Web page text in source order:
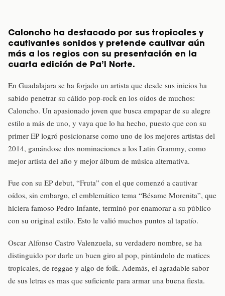
Caloncho ha destacado por sus tropicales y
cautivantes sonidos y pretende cautivar aún
más a los regios con su presentación en la
cuarta edición de Pa’l Norte.
En Guadalajara se ha forjado un artista que desde sus inicios ha
sabido penetrar su cálido pop-rock en los oídos de muchos:
Caloncho. Un apasionado joven que busca empapar de su alegre
estilo a más de uno, y vaya que lo ha hecho, puesto que con su
primer EP logró posicionarse como uno de los mejores artistas del
2014, ganándose dos nominaciones a los Latin Grammy, como
mejor artista del año y mejor álbum de música alternativa.
Fue con su EP debut, “Fruta” con el que comenzó a cautivar
oídos, sin embargo, el emblemático tema “Bésame Morenita”, que
hiciera famoso Pedro Infante, terminó por enamorar a su público
con su original estilo. Esto le valió muchos puntos al tapatío.
Oscar Alfonso Castro Valenzuela, su verdadero nombre, se ha
distinguido por darle un buen giro al pop, pintándolo de matices
tropicales, de reggae y algo de folk. Además, el agradable sabor
de sus letras es mas que suficiente para armar una buena fiesta.